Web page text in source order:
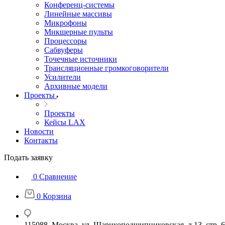
Конференц-системы
Линейные массивы
Микрофоны
Микшерные пульты
Процессоры
Сабвуферы
Точечные источники
Трансляционные громкоговорители
Усилители
Архивные модели
Проекты
Проекты
Кейсы LAX
Новости
Контакты
Подать заявку
0 Сравнение
0 Корзина